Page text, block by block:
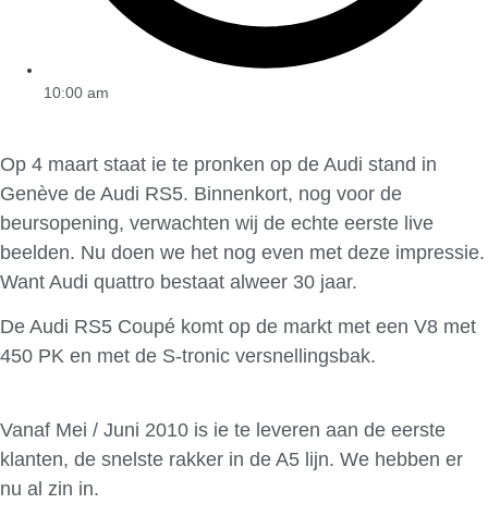
10:00 am
Op 4 maart staat ie te pronken op de Audi stand in
Genève de Audi RS5. Binnenkort, nog voor de
beursopening, verwachten wij de echte eerste live
beelden. Nu doen we het nog even met deze impressie.
Want Audi quattro bestaat alweer 30 jaar.
De Audi RS5 Coupé komt op de markt met een V8 met
450 PK en met de S-tronic versnellingsbak.
Vanaf Mei / Juni 2010 is ie te leveren aan de eerste
klanten, de snelste rakker in de A5 lijn. We hebben er
nu al zin in.